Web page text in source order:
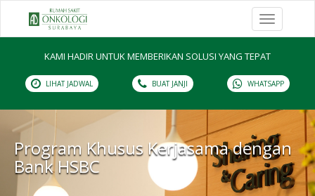
Toggle
navigation
KAMI HADIR UNTUK MEMBERIKAN SOLUSI YANG TEPAT
LIHAT JADWAL BUAT JANJI WHATSAPP
Program Khusus Kerjasama dengan
Bank HSBC